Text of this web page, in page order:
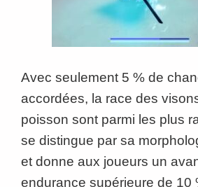
Avec seulement 5 % de
accordées, la race des
poisson sont parmi les plus
se distingue par sa
et donne aux joueurs un
endurance supérieure de 10